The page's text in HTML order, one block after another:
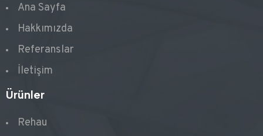
Ana Sayfa
Hakkımızda
Referanslar
İletişim
Ürünler
Rehau